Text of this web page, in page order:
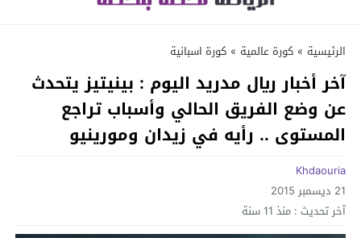
الرئيسية » كورة عالمية » كورة اسبانية
آخر أخبار ريال مدريد اليوم : بينيتيز يتحدث
عن وضع الفريق الحالي وأسباب تراجع
المستوى .. رأيه في زيدان ومورينيو
Khdaouria
21 ديسمبر 2015
آخر تحديث : منذ 11 سنة